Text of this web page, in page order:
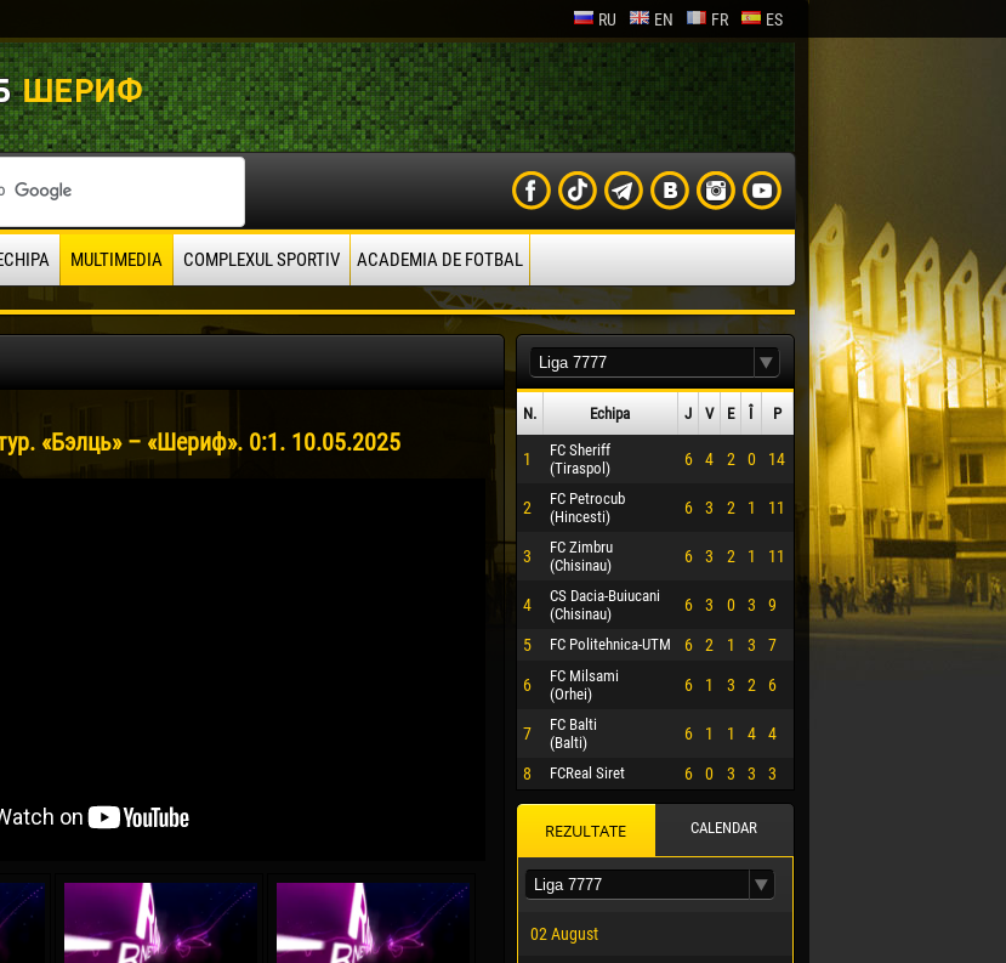
RU EN FR ES
MULTIMEDIA COMPLEXUL SPORTIV ACADEMIA DE FOTBAL
04 May
13 May
Renat JOSAN
Jair Ameth MODELO HERRERA
21 July
Emil TIMBUR
«Бэлць» – «Шериф». 0:1. 10.05.2025
N. Echipa J V E Î P
1
FC Sheriff
(Tiraspol)
6 4 2 0 14
2
FC Petrocub
(Hincesti)
6 3 2 1 11
3
FC Zimbru
(Chisinau)
6 3 2 1 11
4
CS Dacia-Buiucani
(Chisinau)
6 3 0 3 9
5 FC Politehnica-UTM 6 2 1 3 7
6
FC Milsami
(Orhei)
6 1 3 2 6
7
FC Balti
(Balti)
6 1 1 4 4
8 FCReal Siret 6 0 3 3 3
REZULTATE CALENDAR
02 August